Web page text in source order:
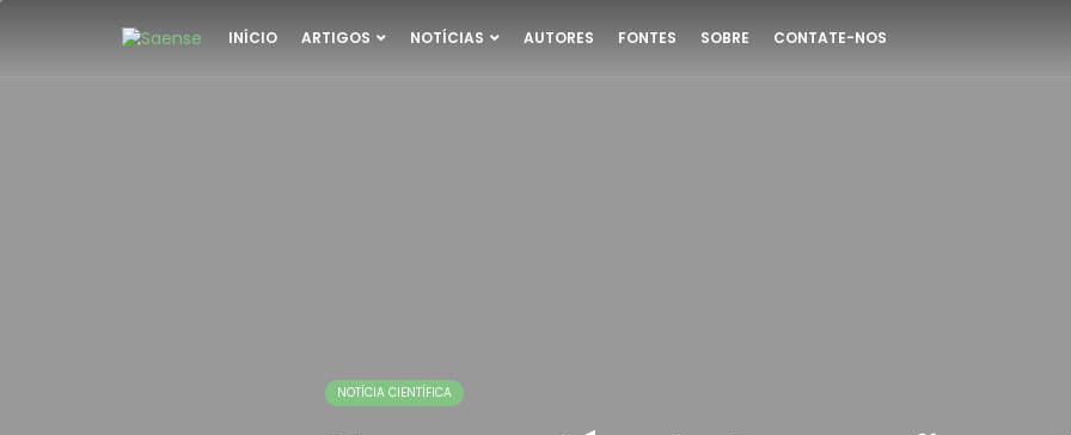
INÍCIO ARTIGOS NOTÍCIAS AUTORES FONTES SOBRE CONTATE-NOS
NOTÍCIA CIENTÍFICA